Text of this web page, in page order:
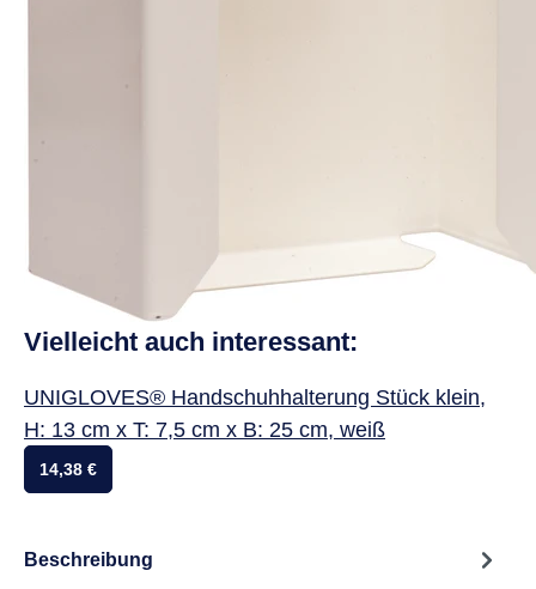
Vielleicht auch interessant:
UNIGLOVES® Handschuhhalterung Stück klein,
H: 13 cm x T: 7,5 cm x B: 25 cm, weiß
14,38 €
Beschreibung